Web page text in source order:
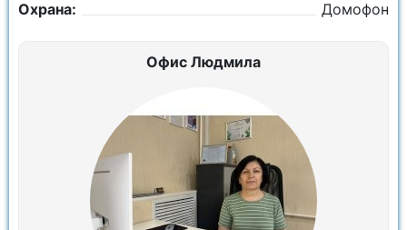
Охрана:
Домофон
Офис Людмила